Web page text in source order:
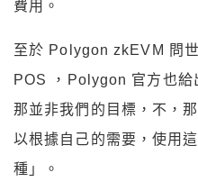
費用。
至於 Polygon zkEVM 問
POS ，Polygon 官方也給
那並非我們的目標，不，
以根據自己的需要，使用
種」。